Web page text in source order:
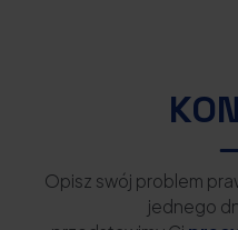
Opisz swój problem
jednego